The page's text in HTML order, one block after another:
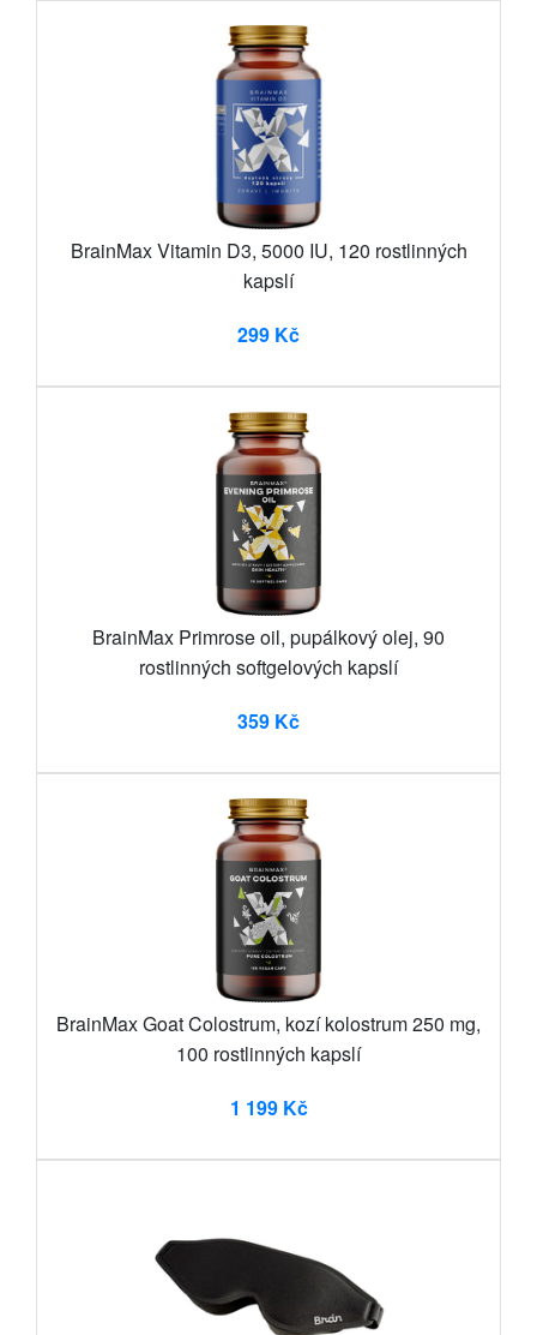
BrainMax Vitamin D3, 5000 IU, 120 rostlinných
kapslí
299 Kč
BrainMax Primrose oil, pupálkový olej, 90
rostlinných softgelových kapslí
359 Kč
BrainMax Goat Colostrum, kozí kolostrum 250 mg,
100 rostlinných kapslí
1 199 Kč